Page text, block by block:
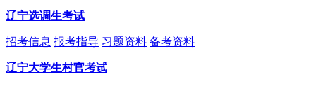
辽宁选调生考试
招考信息 报考指导 习题资料 备考资料
辽宁大学生村官考试